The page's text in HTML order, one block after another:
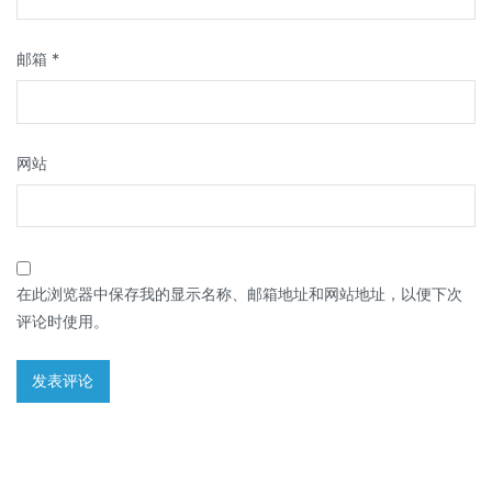
邮箱 *
网站
在此浏览器中保存我的显示名称、邮箱地址和网站地址，以便下次
评论时使用。